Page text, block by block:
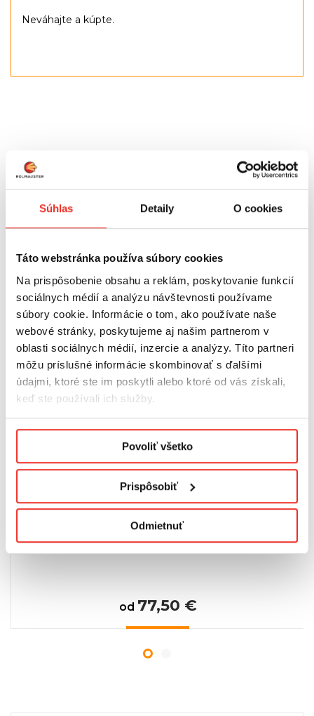
Súhlas Detaily O cookies
Táto webstránka používa súbory cookies
Na prispôsobenie obsahu a reklám, poskytovanie funkcií
sociálnych médií a analýzu návštevnosti používame
súbory cookie. Informácie o tom, ako používate naše
webové stránky, poskytujeme aj našim partnerom v
oblasti sociálnych médií, inzercie a analýzy. Títo partneri
môžu príslušné informácie skombinovať s ďalšími
údajmi, ktoré ste im poskytli alebo ktoré od vás získali,
keď ste používali ich služby.
Podmienky ochrany osobných údajov.
Povoliť všetko
Prispôsobiť
Odmietnuť
Neváhajte a kúpte.
Konfiguračné číslo: 29
SÚVISIACE VÝROBKY
HLINÍKOVÉ ŽALÚZIE 50 MM
od 77,50 €